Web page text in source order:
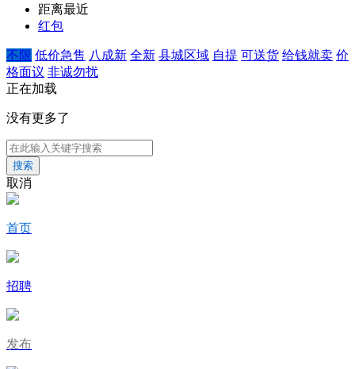
距离最近
红包
不限 低价急售 八成新 全新 县城区域 自提 可送货 给钱就卖 价
格面议 非诚勿扰
正在加载
没有更多了
搜索
取消
首页
招聘
发布